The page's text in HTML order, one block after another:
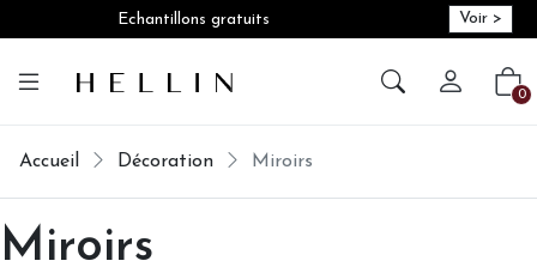
Echantillons gratuits Voir >
Créer 0
Accueil Décoration Miroirs
Miroirs